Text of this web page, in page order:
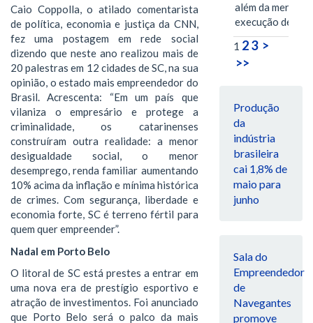
Caio Coppolla, o atilado comentarista
de política, economia e justiça da CNN,
fez uma postagem em rede social
dizendo que neste ano realizou mais de
20 palestras em 12 cidades de SC, na sua
opinião, o estado mais empreendedor do
Brasil. Acrescenta: “Em um país que
vilaniza o empresário e protege a
criminalidade, os catarinenses
construíram outra realidade: a menor
desigualdade social, o menor
desemprego, renda familiar aumentando
10% acima da inflação e mínima histórica
de crimes. Com segurança, liberdade e
economia forte, SC é terreno fértil para
quem quer empreender”.
Nadal em Porto Belo
O litoral de SC está prestes a entrar em
uma nova era de prestígio esportivo e
atração de investimentos. Foi anunciado
que Porto Belo será o palco da mais
além da mera
execução de…
1 23 >
>>
Produção
da
indústria
brasileira
cai 1,8% de
maio para
junho
Sala do
Empreendedor
de
Navegantes
promove